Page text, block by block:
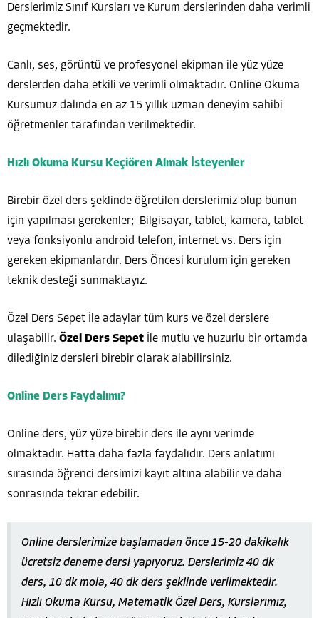
Derslerimiz Sınıf Kursları ve Kurum derslerinden daha verimli
geçmektedir.
Canlı, ses, görüntü ve profesyonel ekipman ile yüz yüze
derslerden daha etkili ve verimli olmaktadır. Online Okuma
Kursumuz dalında en az 15 yıllık uzman deneyim sahibi
öğretmenler tarafından verilmektedir.
Hızlı Okuma Kursu Keçiören Almak İsteyenler
Birebir özel ders şeklinde öğretilen derslerimiz olup bunun
için yapılması gerekenler; Bilgisayar, tablet, kamera, tablet
veya fonksiyonlu android telefon, internet vs. Ders için
gereken ekipmanlardır. Ders Öncesi kurulum için gereken
teknik desteği sunmaktayız.
Özel Ders Sepet İle adaylar tüm kurs ve özel derslere
ulaşabilir. Özel Ders Sepet İle mutlu ve huzurlu bir ortamda
dilediğiniz dersleri birebir olarak alabilirsiniz.
Online Ders Faydalımı?
Online ders, yüz yüze birebir ders ile aynı verimde
olmaktadır. Hatta daha fazla faydalıdır. Ders anlatımı
sırasında öğrenci dersimizi kayıt altına alabilir ve daha
sonrasında tekrar edebilir.
Online derslerimize başlamadan önce 15-20 dakikalık
ücretsiz deneme dersi yapıyoruz. Derslerimiz 40 dk
ders, 10 dk mola, 40 dk ders şeklinde verilmektedir.
Hızlı Okuma Kursu, Matematik Özel Ders, Kurslarımız,